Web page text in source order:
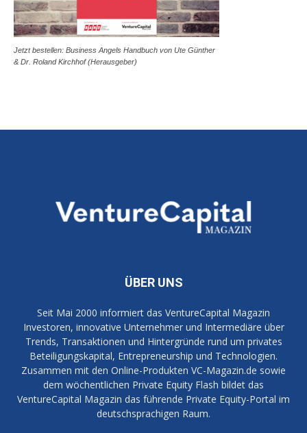
Jetzt bestellen: Business Angels Handbuch von Ute Günther
& Dr. Roland Kirchhof (Herausgeber)
ÜBER UNS
Seit Mai 2000 informiert das VentureCapital Magazin
Investoren, innovative Unternehmer und Intermediäre über
Trends, Transaktionen und Hintergründe rund um privates
Beteiligungskapital, Entrepreneurship und Technologien.
Zusammen mit den Online-Produkten VC-Magazin.de sowie
dem wöchentlichen Private Equity Flash bildet das
VentureCapital Magazin das führende Private Equity-Portal im
deutschsprachigen Raum.